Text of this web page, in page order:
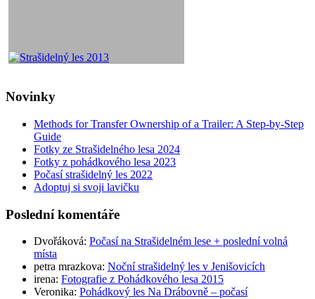
Novinky
Methods for Transfer Ownership of a Trailer: A Step-by-Step
Guide
Fotky ze Strašidelného lesa 2024
Fotky z pohádkového lesa 2023
Počasí strašidelný les 2022
Adoptuj si svoji lavičku
Poslední komentáře
Dvořáková: Počasí na Strašidelném lese + poslední volná
místa
petra mrazkova: Noční strašidelný les v Jenišovicích
irena: Fotografie z Pohádkového lesa 2015
Veronika: Pohádkový les Na Drábovně – počasí